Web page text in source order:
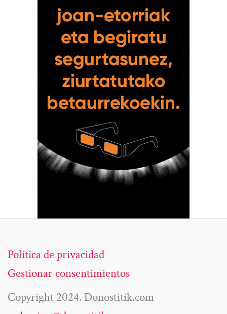
Política de privacidad
Gestionar consentimientos
Copyright 2024. Donostitik.com